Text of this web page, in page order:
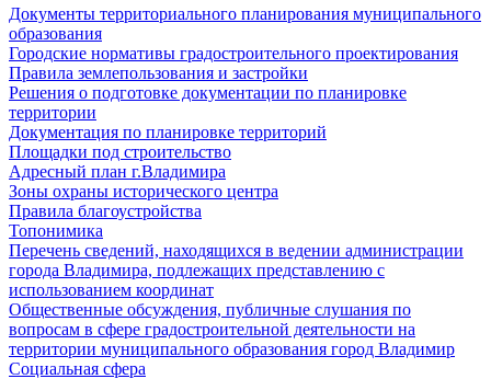
Документы территориального планирования муниципального
образования
Городские нормативы градостроительного проектирования
Правила землепользования и застройки
Решения о подготовке документации по планировке
территории
Документация по планировке территорий
Площадки под строительство
Адресный план г.Владимира
Зоны охраны исторического центра
Правила благоустройства
Топонимика
Перечень сведений, находящихся в ведении администрации
города Владимира, подлежащих представлению с
использованием координат
Общественные обсуждения, публичные слушания по
вопросам в сфере градостроительной деятельности на
территории муниципального образования город Владимир
Социальная сфера